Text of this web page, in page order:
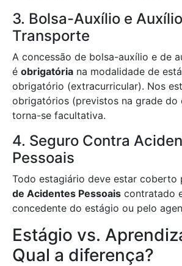
3. Bolsa-Auxílio e
Transporte
A concessão de bolsa-auxílio e de
é obrigatória na modalidade de
obrigatório (extracurricular). Nos
obrigatórios (previstos na grade do
torna-se facultativa.
4. Seguro Contra
Pessoais
Todo estagiário deve estar coberto
de Acidentes Pessoais contratado
concedente do estágio ou pelo
Estágio vs.
Qual a diferença?